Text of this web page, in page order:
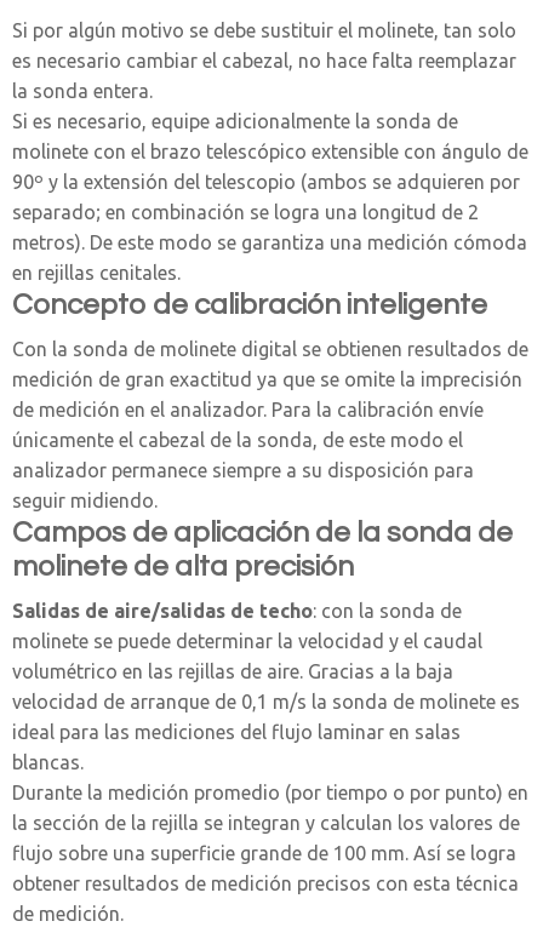
Si por algún motivo se debe sustituir el molinete, tan solo
es necesario cambiar el cabezal, no hace falta reemplazar
la sonda entera.
Si es necesario, equipe adicionalmente la sonda de
molinete con el brazo telescópico extensible con ángulo de
90º y la extensión del telescopio (ambos se adquieren por
separado; en combinación se logra una longitud de 2
metros). De este modo se garantiza una medición cómoda
en rejillas cenitales.
Concepto de calibración inteligente
Con la sonda de molinete digital se obtienen resultados de
medición de gran exactitud ya que se omite la imprecisión
de medición en el analizador. Para la calibración envíe
únicamente el cabezal de la sonda, de este modo el
analizador permanece siempre a su disposición para
seguir midiendo.
Campos de aplicación de la sonda de
molinete de alta precisión
Salidas de aire/salidas de techo: con la sonda de
molinete se puede determinar la velocidad y el caudal
volumétrico en las rejillas de aire. Gracias a la baja
velocidad de arranque de 0,1 m/s la sonda de molinete es
ideal para las mediciones del flujo laminar en salas
blancas.
Durante la medición promedio (por tiempo o por punto) en
la sección de la rejilla se integran y calculan los valores de
flujo sobre una superficie grande de 100 mm. Así se logra
obtener resultados de medición precisos con esta técnica
de medición.